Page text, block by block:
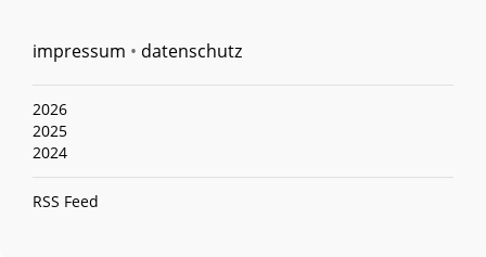
impressum • datenschutz
2026
2025
2024
RSS Feed